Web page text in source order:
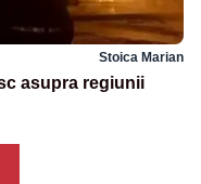
Stoica Marian
asupra regiunii